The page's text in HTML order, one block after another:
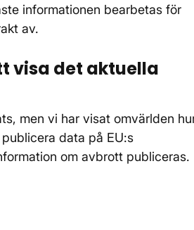
informationen bearbetas för
av.
visa det aktuella
men vi har visat omvärlden
data på EU:s
om avbrott publiceras.